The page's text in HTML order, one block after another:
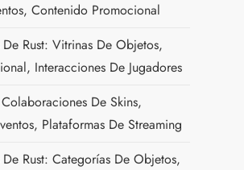
Contenido Promocional
Rust: Vitrinas De Objetos,
Interacciones De Jugadores
De Skins,
Plataformas De Streaming
Rust: Categorías De Objetos,